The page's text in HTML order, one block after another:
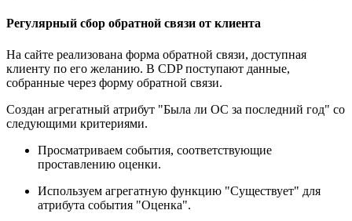
Регулярный сбор обратной связи от клиента
На сайте реализована форма обратной связи, доступная
клиенту по его желанию. В CDP поступают данные,
собранные через форму обратной связи.
Создан агрегатный атрибут "Была ли ОС за последний год" со
следующими критериями.
Просматриваем события, соответствующие
проставлению оценки.
Используем агрегатную функцию "Существует" для
атрибута события "Оценка".